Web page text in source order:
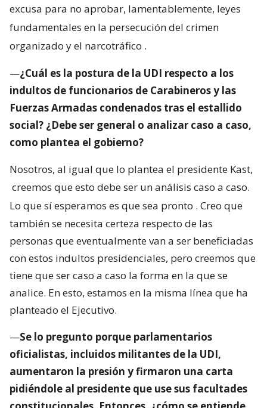
excusa para no aprobar, lamentablemente, leyes
fundamentales en la persecución del crimen
organizado y el narcotráfico .
—¿Cuál es la postura de la UDI respecto a los
indultos de funcionarios de Carabineros y las
Fuerzas Armadas condenados tras el estallido
social? ¿Debe ser general o analizar caso a caso,
como plantea el gobierno?
Nosotros, al igual que lo plantea el presidente Kast,
creemos que esto debe ser un análisis caso a caso.
Lo que sí esperamos es que sea pronto . Creo que
también se necesita certeza respecto de las
personas que eventualmente van a ser beneficiadas
con estos indultos presidenciales, pero creemos que
tiene que ser caso a caso la forma en la que se
analice. En esto, estamos en la misma línea que ha
planteado el Ejecutivo.
—Se lo pregunto porque parlamentarios
oficialistas, incluidos militantes de la UDI,
aumentaron la presión y firmaron una carta
pidiéndole al presidente que use sus facultades